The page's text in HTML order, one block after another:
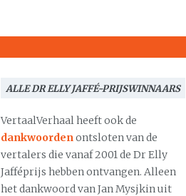
ALLE DR ELLY JAFFÉ-PRIJSWINNAARS
VertaalVerhaal heeft ook de
dankwoordenontsloten van de
vertalers die vanaf 2001 de Dr Elly
Jafféprijs hebben ontvangen. Alleen
het dankwoord van Jan Mysjkin uit